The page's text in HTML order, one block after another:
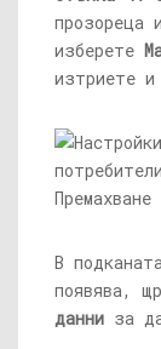
прозореца
изберете
изтриете и
В
появява,
данни за